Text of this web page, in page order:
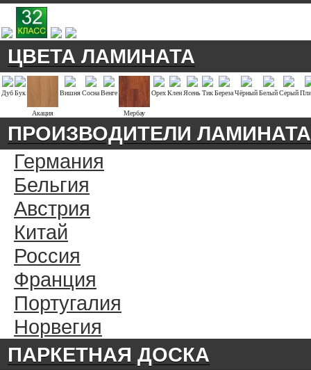
ЦВЕТА ЛАМИНАТА
ДубБук
Акация
ВишняСоснаВенге
Мербау
ОрехКлен ЯсеньТикБерезаЧёрныйБелыйСерый
ПРОИЗВОДИТЕЛИ ЛАМИНАТА
Германия
Бельгия
Австрия
Китай
Россия
Франция
Португалия
Норвегия
ПАРКЕТНАЯ ДОСКА